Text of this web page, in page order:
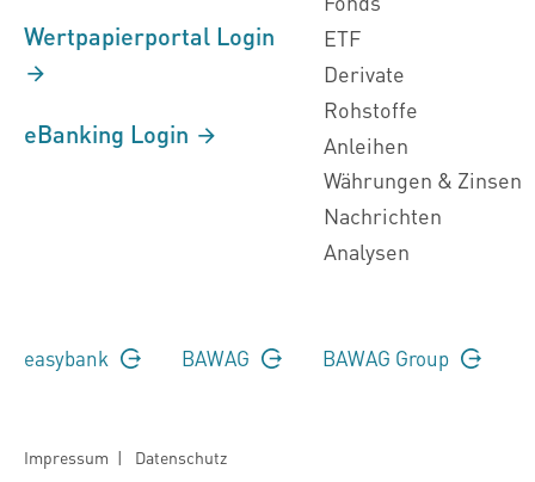
Wertpapierportal Login
eBanking Login
ETF
Derivate
Rohstoffe
Anleihen
Währungen & Zinsen
Nachrichten
Analysen
easybank BAWAG BAWAG Group
Impressum | Datenschutz